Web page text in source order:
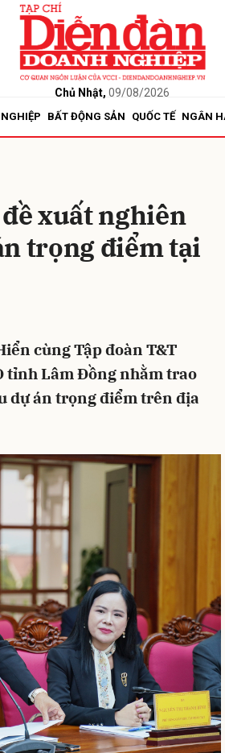
Chủ Nhật, 09/08/2026
BẤT ĐỘNG SẢN QUỐC TẾ NGÂN
xuất nghiên
trọng điểm tại
cùng Tập đoàn T&T
tỉnh Lâm Đồng nhằm trao
dự án trọng điểm trên địa